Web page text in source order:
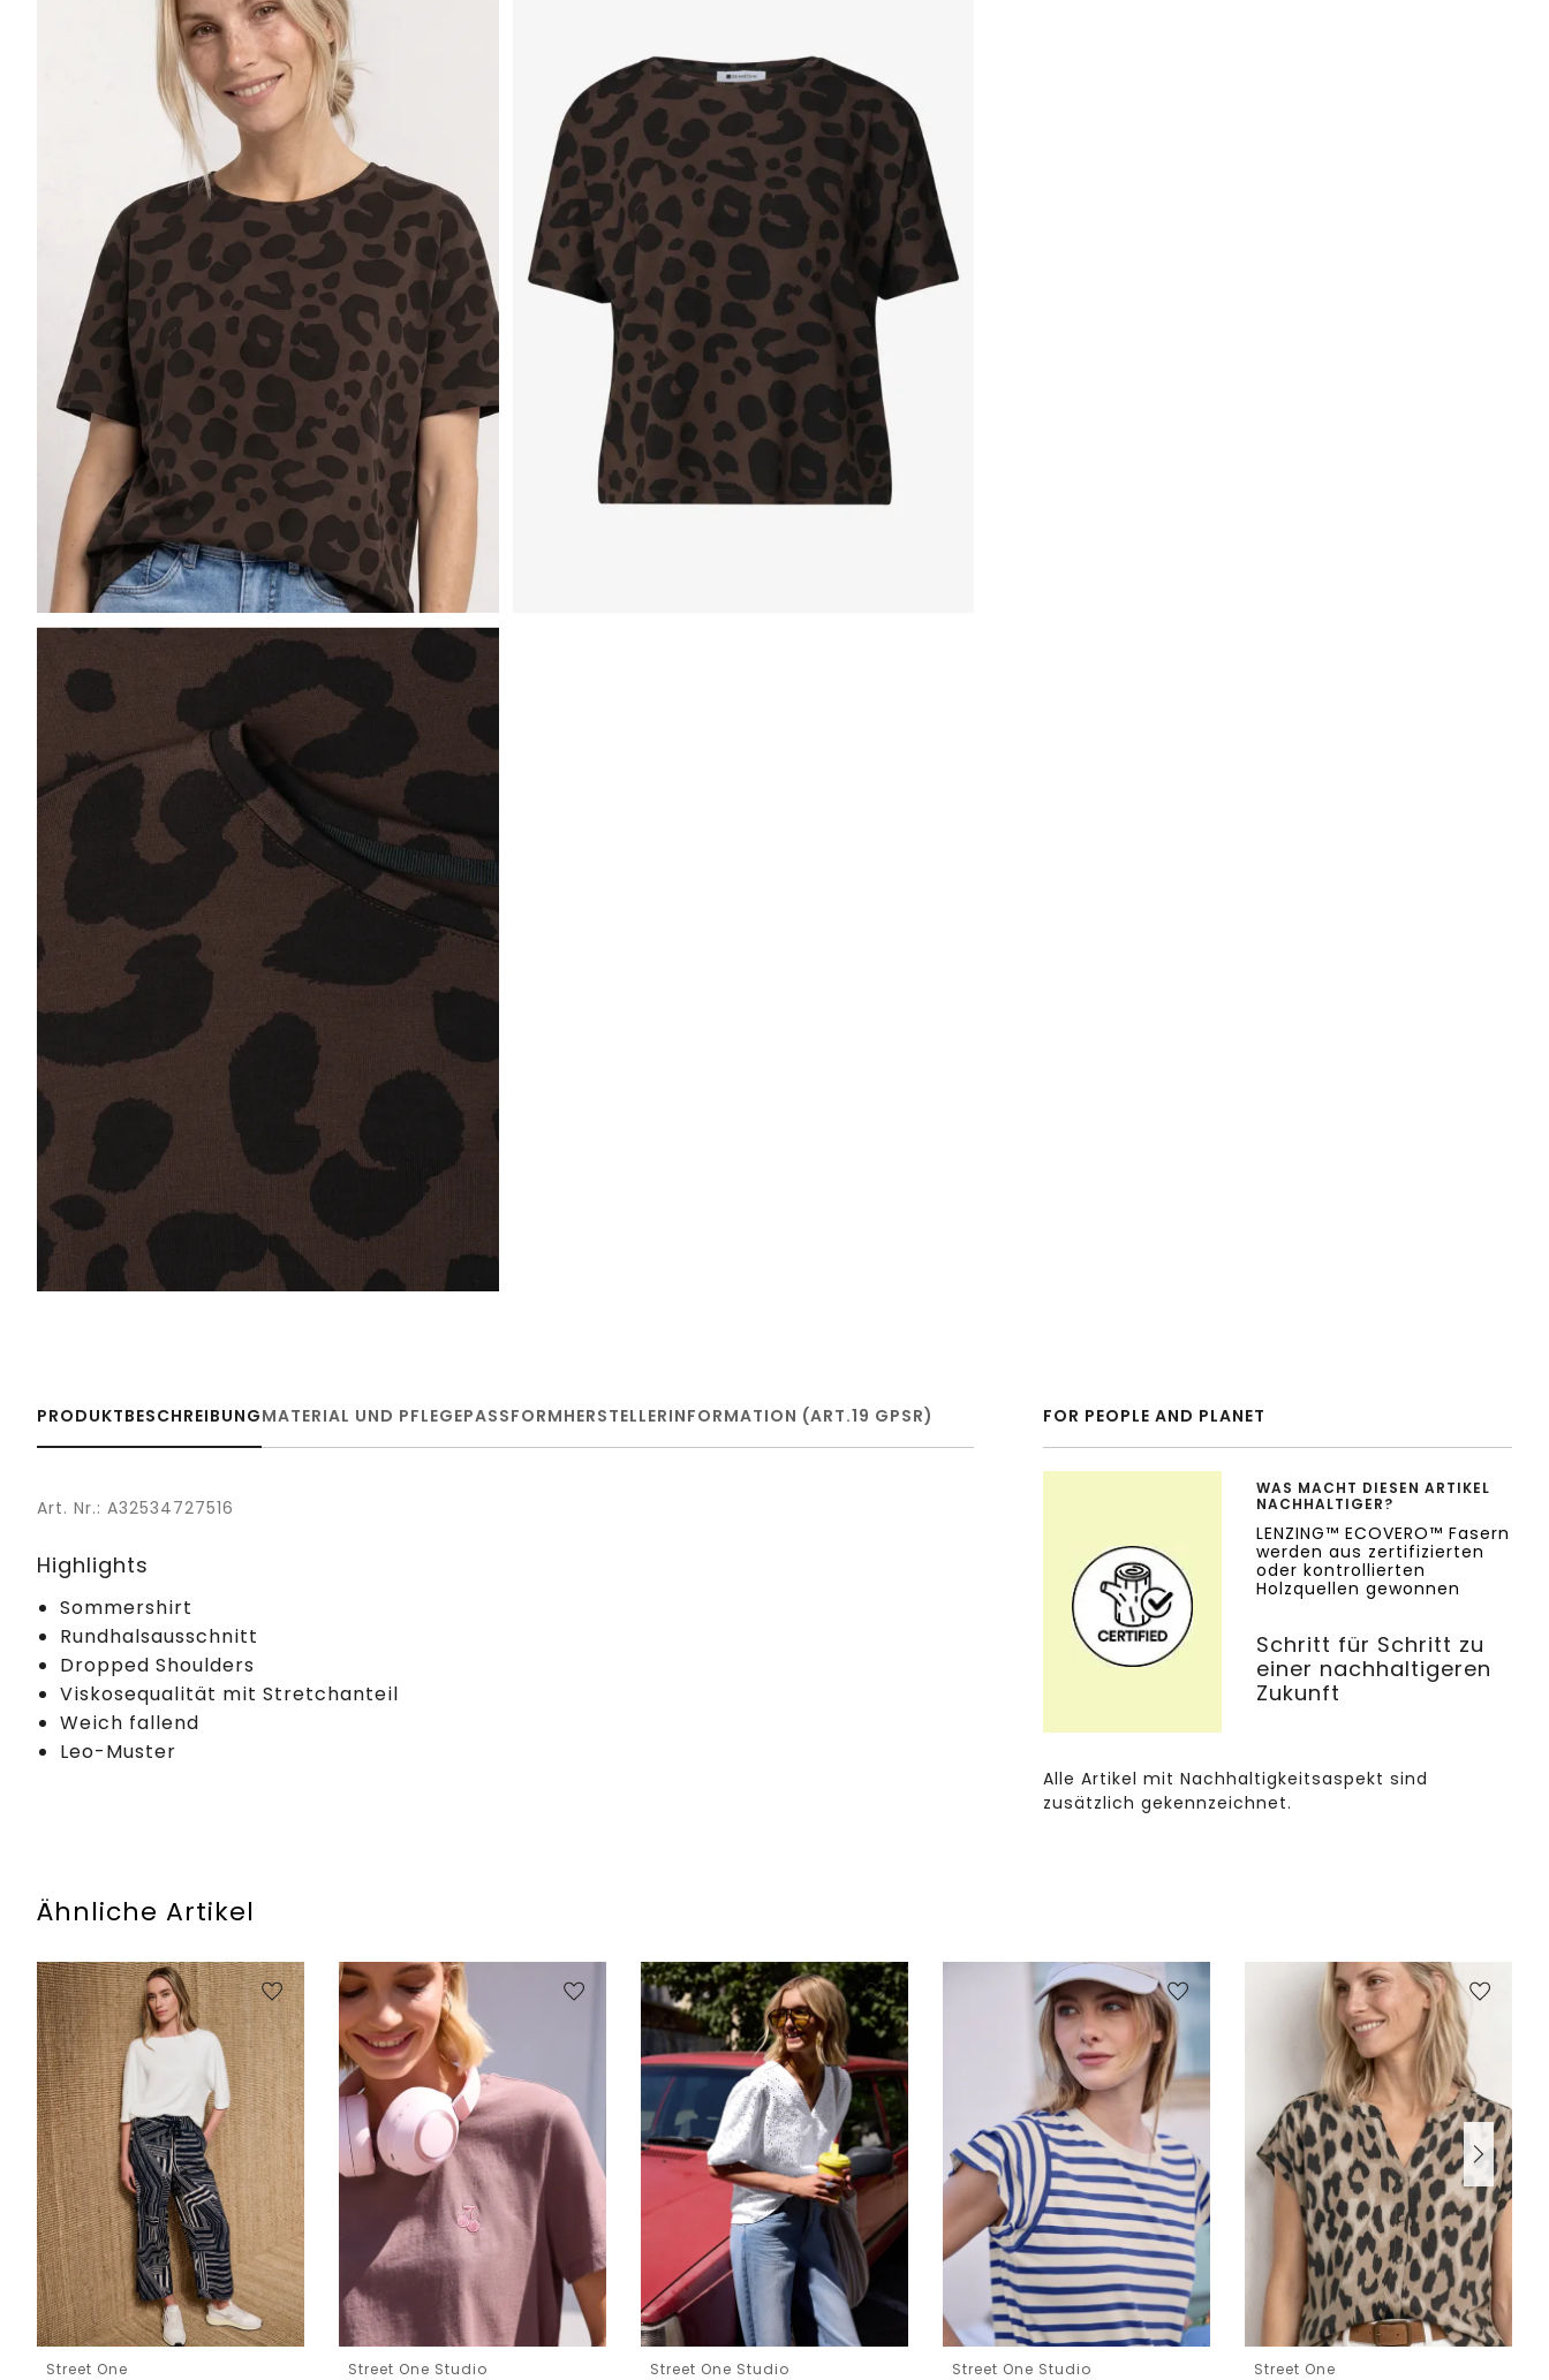
PRODUKTBESCHREIBUNGMATERIAL UND PFLEGEPASSFORMHERSTELLERINFORMATION (ART.19 GPSR)
Art. Nr.: A32534727516
Highlights
Sommershirt
Rundhalsausschnitt
Dropped Shoulders
Viskosequalität mit Stretchanteil
Weich fallend
Leo-Muster
FOR PEOPLE AND PLANET
WAS MACHT DIESEN ARTIKEL
NACHHALTIGER?
LENZING™ ECOVERO™ Fasern
werden aus zertifizierten
oder kontrollierten
Holzquellen gewonnen
Schritt für Schritt zu
einer nachhaltigeren
Zukunft
Alle Artikel mit Nachhaltigkeitsaspekt sind
zusätzlich gekennzeichnet.
Ähnliche Artikel
Street One Street One Studio Street One Studio Street One Studio Street One